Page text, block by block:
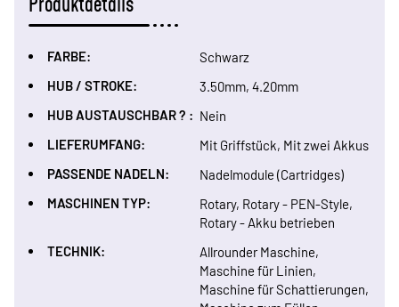
FARBE:
Schwarz
HUB / STROKE:
3.50mm, 4.20mm
HUB AUSTAUSCHBAR ? : Nein
LIEFERUMFANG:
Mit Griffstück, Mit zwei Akkus
PASSENDE NADELN:
Nadelmodule (Cartridges)
MASCHINEN TYP:
Rotary, Rotary - PEN-Style,
Rotary - Akku betrieben
TECHNIK:
Allrounder Maschine,
Maschine für Linien,
Maschine für Schattierungen,